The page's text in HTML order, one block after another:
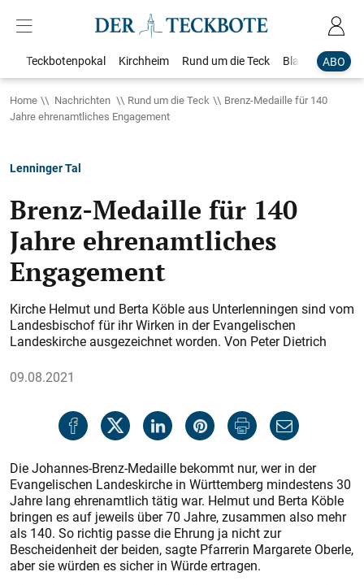
ABO
Teckbotenpokal Kirchheim Rund um die Teck Blaulicht
Home Nachrichten Rund um die Teck
Brenz-Medaille für 140
Jahre ehrenamtliches Engagement
Lenninger Tal
Brenz-Medaille für 140
Jahre ehrenamtliches
Engagement
Kirche Helmut und Berta Köble aus Unterlenningen sind vom
Landesbischof für ihr Wirken in der Evangelischen
Landeskirche ausgezeichnet worden. Von Peter Dietrich
09.08.2021
Die Johannes-Brenz-Medaille bekommt nur, wer in der
Evangelischen Landeskirche in Württemberg mindestens 30
Jahre lang ehrenamtlich tätig war. Helmut und Berta Köble
bringen es auf jeweils über 70 Jahre, zusammen also mehr
als 140. So richtig passe die Ehrung ja nicht zur
Bescheidenheit der beiden, sagte Pfarrerin Margarete Oberle,
aber sie würden es sicher in Würde ertragen.